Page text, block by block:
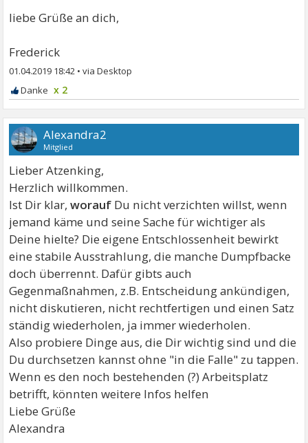
liebe Grüße an dich,
Frederick
01.04.2019 18:42 •
x 2
Alexandra2
Mitglied
Lieber Atzenking,
Herzlich willkommen.
Ist Dir klar,worauf Du nicht verzichten willst, wenn
jemand käme und seine Sache für wichtiger als
Deine hielte? Die eigene Entschlossenheit bewirkt
eine stabile Ausstrahlung, die manche Dumpfbacke
doch überrennt. Dafür gibts auch
Gegenmaßnahmen, z.B. Entscheidung ankündigen,
nicht diskutieren, nicht rechtfertigen und einen Satz
ständig wiederholen, ja immer wiederholen.
Also probiere Dinge aus, die Dir wichtig sind und die
Du durchsetzen kannst ohne "in die Falle" zu tappen.
Wenn es den noch bestehenden (?) Arbeitsplatz
betrifft, könnten weitere Infos helfen
Liebe Grüße
Alexandra